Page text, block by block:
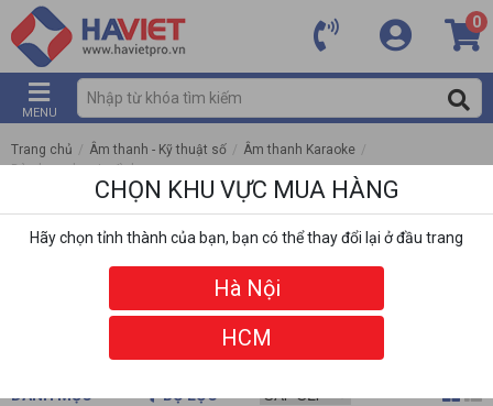
0
MENU
Trang chủ / Âm thanh - Kỹ thuật số / Âm thanh Karaoke /
Dàn karaoke gia đình
DANH MỤC BỘ LỌC
CHỌN KHU VỰC MUA HÀNG
Hãy chọn tỉnh thành của bạn, bạn có thể thay đổi lại ở đầu trang
Hà Nội
HCM